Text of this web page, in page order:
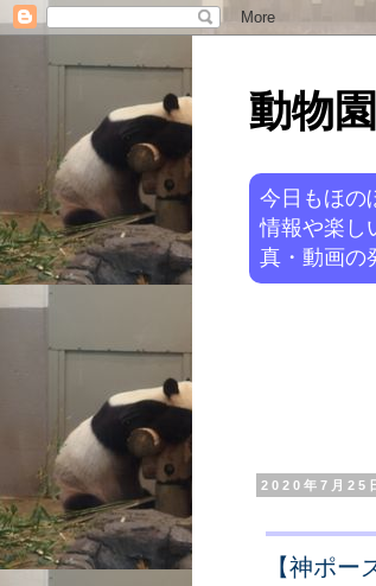
動物
今日もほの
情報や楽し
真・動画の
2020年7月25
【神ポ